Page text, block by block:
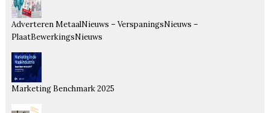
Adverteren MetaalNieuws – VerspaningsNieuws –
PlaatBewerkingsNieuws
Marketing Benchmark 2025